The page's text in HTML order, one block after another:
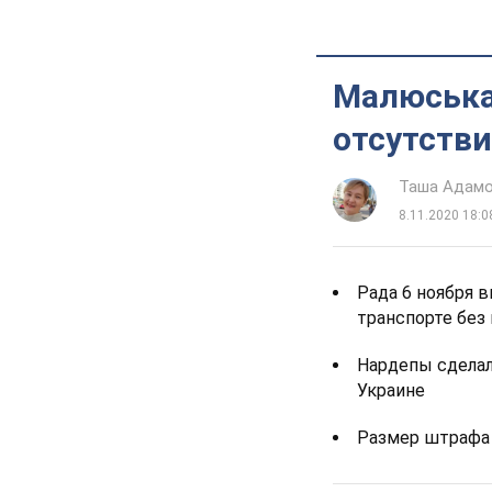
Таша
8.11.2020
Рада 6 ноября
транспорте
Нардепы
Украине
Размер штрафа